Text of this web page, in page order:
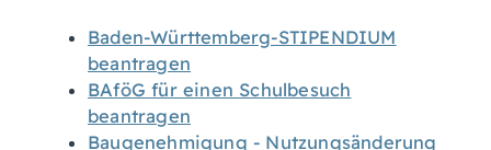
Baden-Württemberg-STIPENDIUM
beantragen
BAföG für einen Schulbesuch
beantragen
Baugenehmigung - Nutzungsänderung